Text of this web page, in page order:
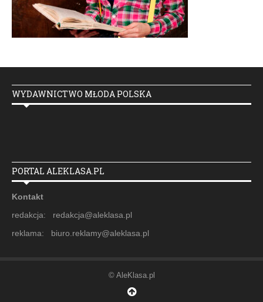
WYDAWNICTWO MŁODA POLSKA
PORTAL ALEKLASA.PL
Kontakt
redakcja: redakcja@aleklasa.pl
reklama: biuro.reklamy@aleklasa.pl
© AleKlasa.pl